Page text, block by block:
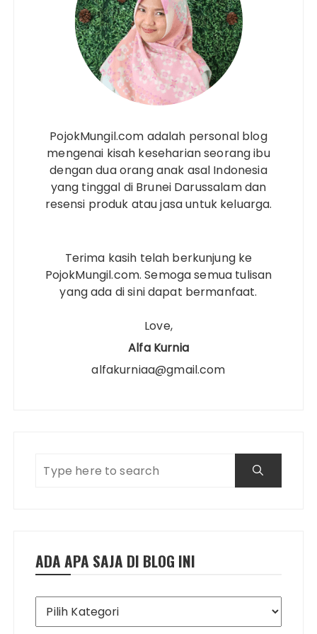
PojokMungil.com adalah personal blog
mengenai kisah keseharian seorang ibu
dengan dua orang anak asal Indonesia
yang tinggal di Brunei Darussalam dan
resensi produk atau jasa untuk keluarga.
Terima kasih telah berkunjung ke
PojokMungil.com. Semoga semua tulisan
yang ada di sini dapat bermanfaat.
Love,
Alfa Kurnia
alfakurniaa@gmail.com
ADA APA SAJA DI BLOG INI
Ada
Apa